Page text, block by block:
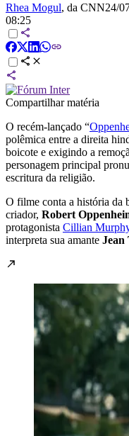
Rhea Mogul, da CNN24/
08:25
Compartilhar matéria
O recém-lançado “
polêmica entre a direita
boicote e exigindo a
personagem principal
escritura da religião.
O filme conta a história da
criador, Robert
protagonista Cillian
interpreta sua amante Jean